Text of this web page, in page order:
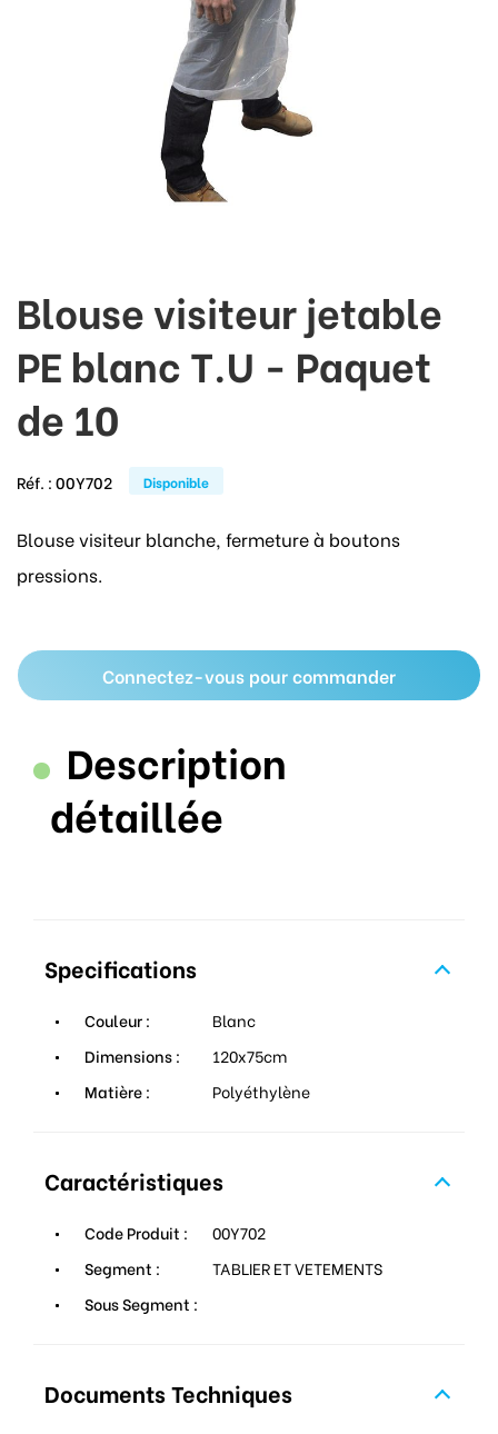
Blouse visiteur jetable
PE blanc T.U - Paquet
de 10
Réf. :00Y702 Disponible
Blouse visiteur blanche, fermeture à boutons
pressions.
Connectez-vous pour commander
Description
détaillée
Specifications
Couleur :
Blanc
Dimensions :
120x75cm
Matière :
Polyéthylène
Caractéristiques
Code Produit :
00Y702
Segment :
TABLIER ET VETEMENTS
Sous Segment :
Documents Techniques